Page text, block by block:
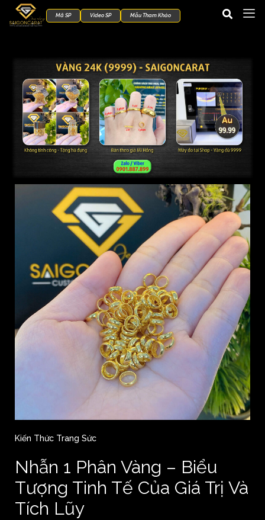
Mã SP Video SP Mẫu Tham Khảo
Kiến Thức Trang Sức
Nhẫn 1 Phân Vàng – Biểu
Tượng Tinh Tế Của Giá Trị Và
Tích Lũy